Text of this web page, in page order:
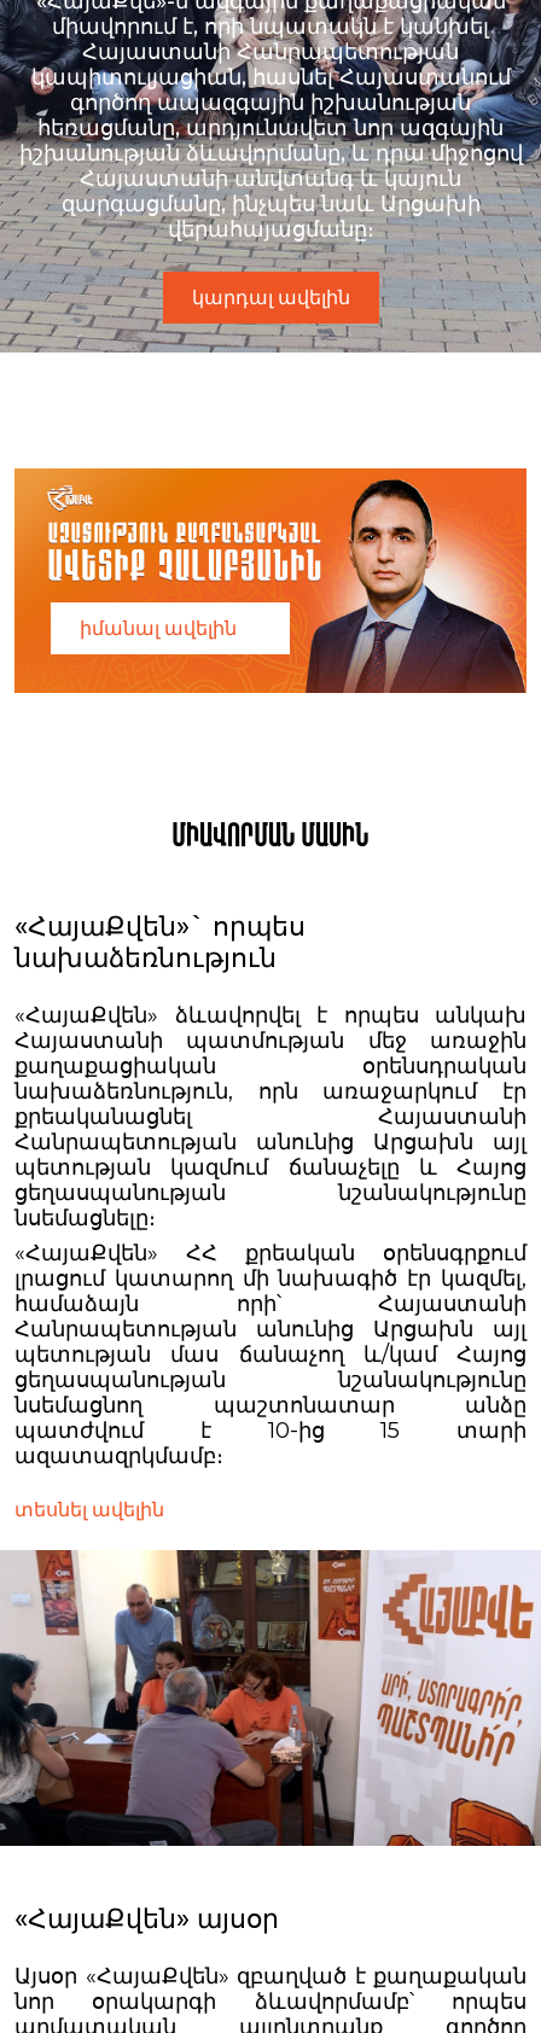
միավորում է, որի նպատակն է կանխել
Հայաստանի Հանրապետության
կապիտուլյացիան, հասնել Հայաստանում
գործող ապազգային իշխանության
հեռացմանը, արդյունավետ նոր ազգային
իշխանության ձևավորմանը, և դրա միջոցով
Հայաստանի անվտանգ և կայուն
զարգացմանը, ինչպես նաև Արցախի
վերահայացմանը։
կարդալ ավելին
իմանալ ավելին
Միավորման մասին
«ՀայաՔվեն»` որպես
նախաձեռնություն
«ՀայաՔվեն» ձևավորվել է որպես անկախ
Հայաստանի պատմության մեջ առաջին
քաղաքացիական օրենսդրական
նախաձեռնություն, որն առաջարկում էր
քրեականացնել Հայաստանի
Հանրապետության անունից Արցախն այլ
պետության կազմում ճանաչելը և Հայոց
ցեղասպանության նշանակությունը
նսեմացնելը։
«ՀայաՔվեն» ՀՀ քրեական օրենսգրքում
լրացում կատարող մի նախագիծ էր կազմել,
համաձայն որի՝ Հայաստանի
Հանրապետության անունից Արցախն այլ
պետության մաս ճանաչող և/կամ Հայոց
ցեղասպանության նշանակությունը
նսեմացնող պաշտոնատար անձը
պատժվում է 10-ից 15 տարի
ազատազրկմամբ։
տեսնել ավելին
«ՀայաՔվեն» այսօր
Այսօր «ՀայաՔվեն» զբաղված է քաղաքական
նոր օրակարգի ձևավորմամբ՝ որպես
արմատական այլընտրանք գործող